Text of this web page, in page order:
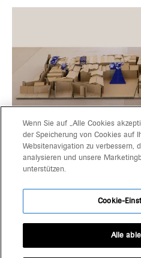
progetti
gerd
+39
Wenn Sie auf „Alle Cookies
der Speicherung von Cookies auf
Websitenavigation zu verbessern,
analysieren und unsere
unterstützen.
Cookie-
Alle